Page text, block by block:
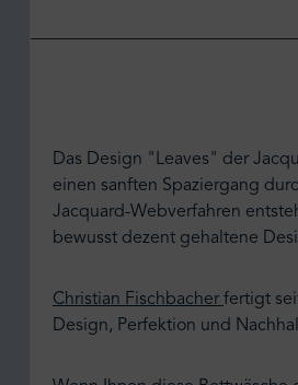
Das Design "Leaves" der
einen sanften Spaziergang
Jacquard-Webverfahren
bewusst dezent gehaltene
Christian Fischbacherfertigt
Design, Perfektion und